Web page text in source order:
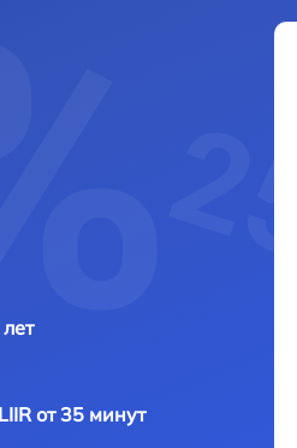
от 35 минут